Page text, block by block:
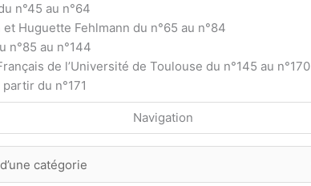
n°45 au n°64
Huguette Fehlmann du n°65 au n°84
n°85 au n°144
de l’Université de Toulouse du n°145 au n°170
du n°171
Navigation